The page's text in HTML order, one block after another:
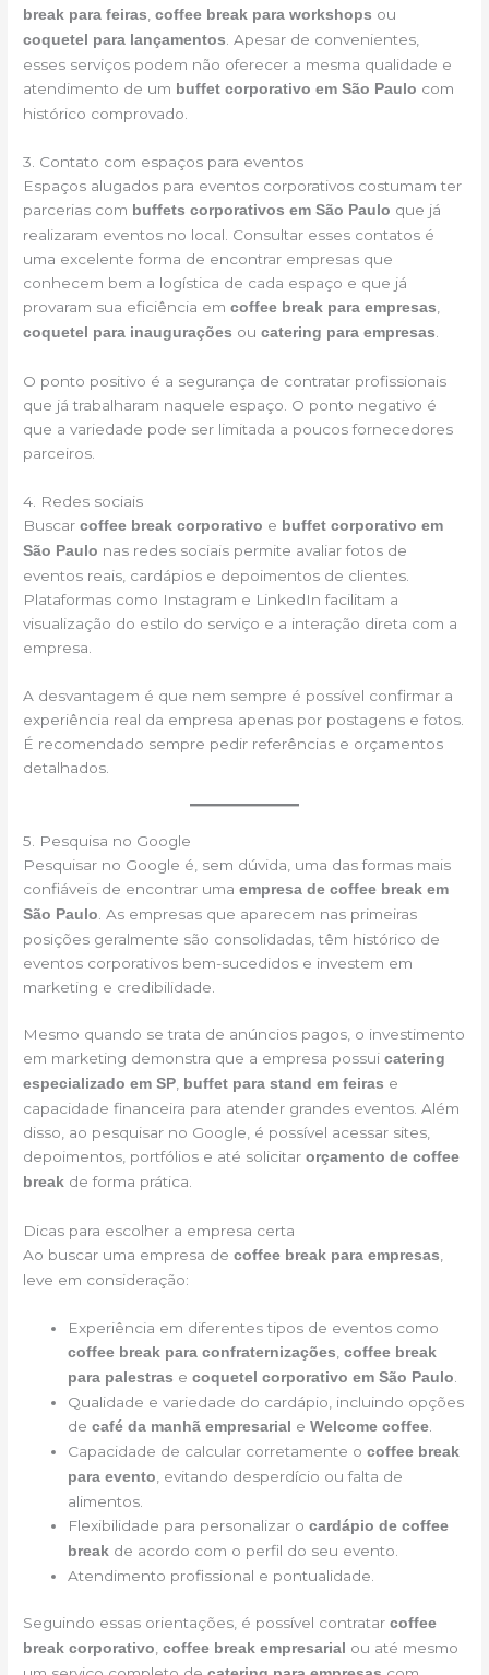
break para feiras,coffee break para workshops ou
coquetel para lançamentos. Apesar de convenientes,
esses serviços podem não oferecer a mesma qualidade e
atendimento de um buffet corporativo em São Paulo com
histórico comprovado.
3. Contato com espaços para eventos
Espaços alugados para eventos corporativos costumam ter
parcerias com buffets corporativos em São Paulo que já
realizaram eventos no local. Consultar esses contatos é
uma excelente forma de encontrar empresas que
conhecem bem a logística de cada espaço e que já
provaram sua eficiência emcoffee break para empresas
coquetel para inaugurações oucatering para empresas
O ponto positivo é a segurança de contratar profissionais
que já trabalharam naquele espaço. O ponto negativo é
que a variedade pode ser limitada a poucos fornecedores
parceiros.
4. Redes sociais
Buscarcoffee break corporativo e buffet corporativo em
São Paulo nas redes sociais permite avaliar fotos de
eventos reais, cardápios e depoimentos de clientes.
Plataformas como Instagram e LinkedIn facilitam a
visualização do estilo do serviço e a interação direta com a
empresa.
A desvantagem é que nem sempre é possível confirmar a
experiência real da empresa apenas por postagens e fotos.
É recomendado sempre pedir referências e orçamentos
detalhados.
5. Pesquisa no Google
Pesquisar no Google é, sem dúvida, uma das formas mais
confiáveis de encontrar umaempresa de coffee break em
São Paulo . As empresas que aparecem nas primeiras
posições geralmente são consolidadas, têm histórico de
eventos corporativos bem-sucedidos e investem em
marketing e credibilidade.
Mesmo quando se trata de anúncios pagos, o investimento
em marketing demonstra que a empresa possuicatering
especializado em SP, buffet para stand em feiras e
capacidade financeira para atender grandes eventos. Além
disso, ao pesquisar no Google, é possível acessar sites,
depoimentos, portfólios e até solicitarorçamento de coffee
break de forma prática.
Dicas para escolher a empresa certa
Ao buscar uma empresa decoffee break para empresas,
leve em consideração:
Experiência em diferentes tipos de eventos como
coffee break para confraternizações,coffee break
para palestras ecoquetel corporativo em São Paulo.
Qualidade e variedade do cardápio, incluindo opções
decafé da manhã empresarial eWelcome coffee.
Capacidade de calcular corretamente ocoffee break
para evento, evitando desperdício ou falta de
alimentos.
Flexibilidade para personalizar ocardápio de coffee
break de acordo com o perfil do seu evento.
Atendimento profissional e pontualidade.
Seguindo essas orientações, é possível contratarcoffee
break corporativo ,coffee break empresarial ou até mesmo